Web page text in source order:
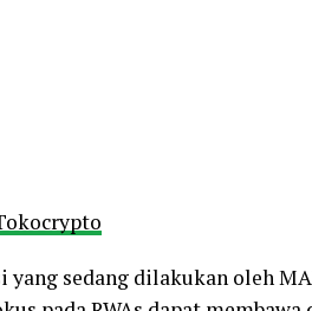
yang sedang dilakukan oleh